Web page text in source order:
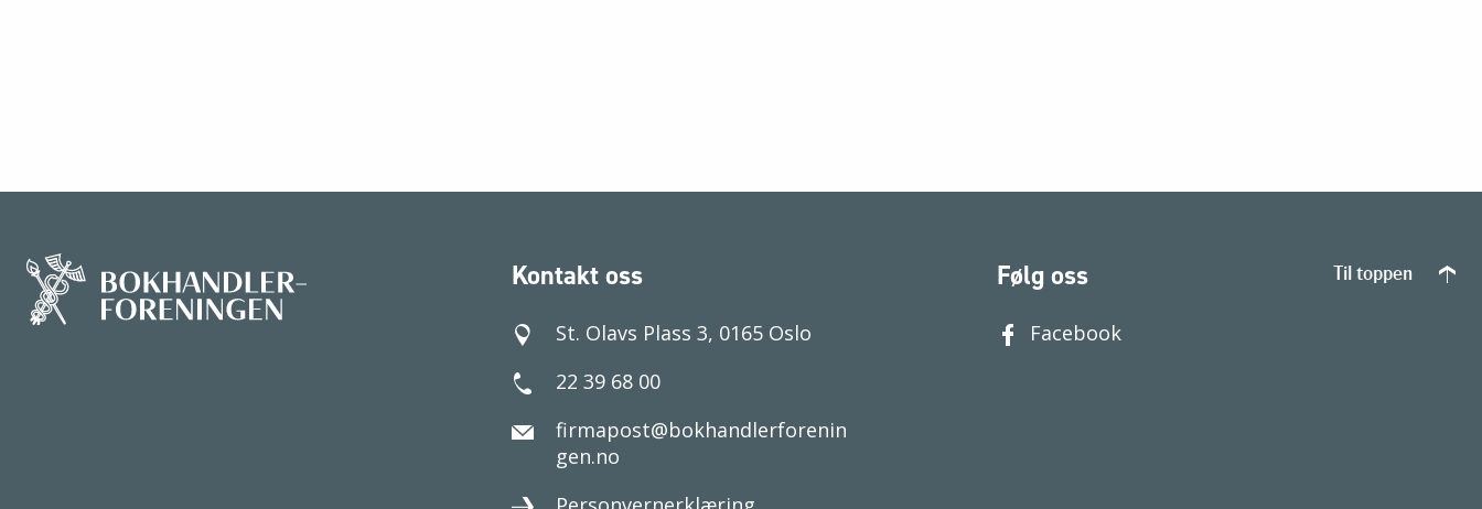
Kontakt oss
St. Olavs Plass 3, 0165 Oslo
22 39 68 00
firmapost@bokhandlerforenin
gen.no
Følg oss
Facebook
Til toppen